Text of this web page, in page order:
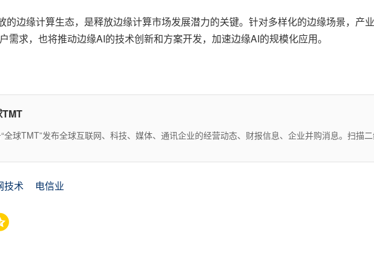
的边缘计算生态，是释放边缘计算市场发展潜力的关键。针对多样化的边缘场景，产
需求，也将推动边缘AI的技术创新和方案开发，加速边缘AI的规模化应用。
全球TMT”发布全球互联网、科技、媒体、通讯企业的经营动态、财报信息、企业并购消息。扫描二
技术 电信业